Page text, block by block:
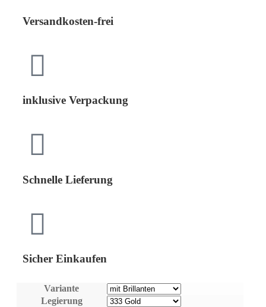
Versandkosten-frei
inklusive Verpackung
Schnelle Lieferung
Sicher Einkaufen
Variante
Legierung